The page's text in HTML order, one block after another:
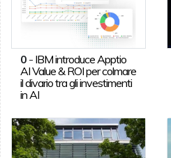
0- IBM introduce Apptio
AI Value & ROI per colmare
il divario tra gli investimenti
in AI